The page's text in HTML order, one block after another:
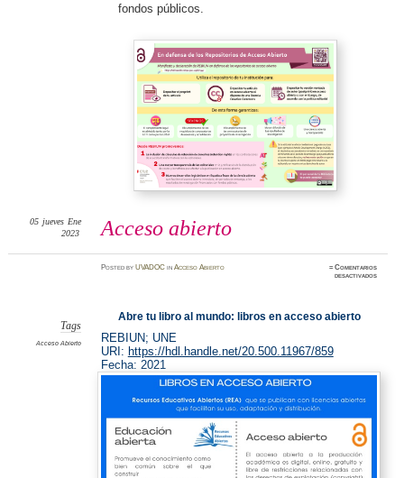
fondos públicos.
Acceso abierto
05 jueves Ene
2023
PostedbyUVADOC inAcceso Abierto ≈Comentarios
desactivadosen
Tags
Acceso Abierto
Abre tu libro al mundo: libros en acceso abierto
REBIUN; UNE
URI: https://hdl.handle.net/20.500.11967/859
Fecha: 2021